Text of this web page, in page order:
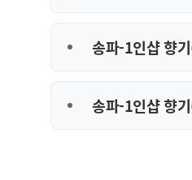
송파-1인샵 향
송파-1인샵 향